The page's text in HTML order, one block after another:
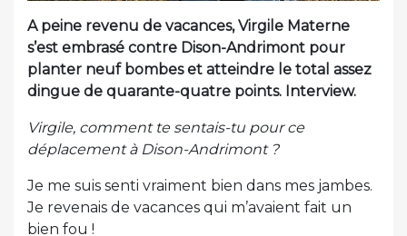
A peine revenu de vacances, Virgile Materne
s’est embrasé contre Dison-Andrimont pour
planter neuf bombes et atteindre le total assez
dingue de quarante-quatre points. Interview.
Virgile, comment te sentais-tu pour ce
déplacement à Dison-Andrimont ?
Je me suis senti vraiment bien dans mes jambes.
Je revenais de vacances qui m’avaient fait un
bien fou !